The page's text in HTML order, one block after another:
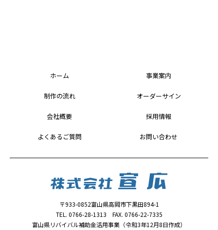
ホーム 事業案内
制作の流れ オーダーサイン
会社概要 採用情報
よくあるご質問 お問い合わせ
〒933-0852富山県高岡市下黒田894-1
TEL. 0766-28-1313 FAX. 0766-22-7335
富山県リバイバル補助金活用事業（令和3年12月8日作成）